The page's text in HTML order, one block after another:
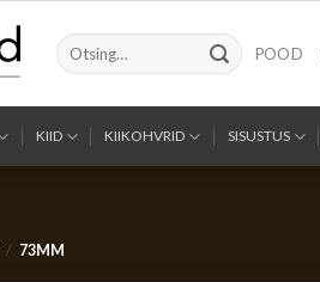
Otsi:
POOD
KIID KIIKOHVRID SISUSTUS
/ 73MM